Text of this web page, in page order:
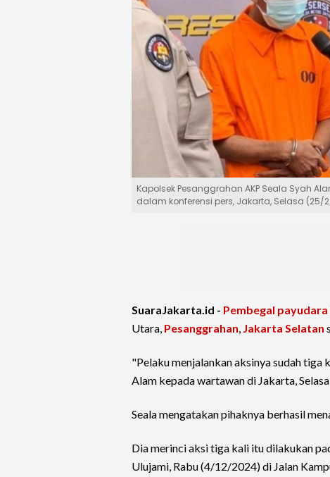
Kapolsek Pesanggrahan AKP Seala Syah
dalam konferensi pers, Jakarta, Selasa (25/
SuaraJakarta.id - Pembegal payudara
Utara, Pesanggrahan, Jakarta Selatan
"Pelaku menjalankan aksinya sudah tiga
Alam kepada wartawan di Jakarta,
Seala mengatakan pihaknya berhasil
Dia merinci aksi tiga kali itu dilakukan
Ulujami, Rabu (4/12/2024) di Jalan